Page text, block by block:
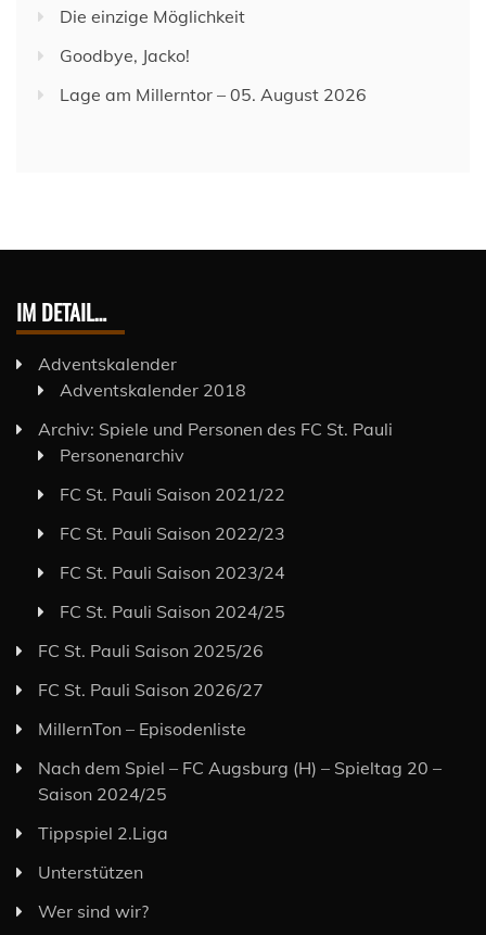
Die einzige Möglichkeit
Goodbye, Jacko!
Lage am Millerntor – 05. August 2026
IM DETAIL…
Adventskalender
Adventskalender 2018
Archiv: Spiele und Personen des FC St. Pauli
Personenarchiv
FC St. Pauli Saison 2021/22
FC St. Pauli Saison 2022/23
FC St. Pauli Saison 2023/24
FC St. Pauli Saison 2024/25
FC St. Pauli Saison 2025/26
FC St. Pauli Saison 2026/27
MillernTon – Episodenliste
Nach dem Spiel – FC Augsburg (H) – Spieltag 20 –
Saison 2024/25
Tippspiel 2.Liga
Unterstützen
Wer sind wir?